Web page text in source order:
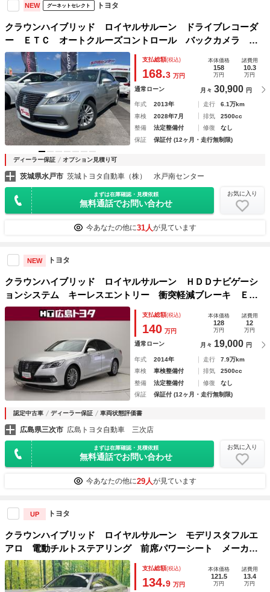
NEW グーネットセレクト トヨタ
クラウンハイブリッド ロイヤルサルーン ドライブレコーダ
ー ＥＴＣ オートクルーズコントロール バックカメラ ナ
ビ ＴＶ アルミホイール オートライト ＨＩＤ ＣＶＴ
スマートキー 電動格納ミラー 盗難防止システム パワーシ
ート ＣＤ
支払総額(税込)
168.3 万円
本体価格
158
万円
諸費用
10.3
万円
通常ローン 月々 30,900 円
年式 2013年 走行
6.1万km
車検
2028年7月 排気
2500cc
整備
法定整備付 修復
なし
保証
保証付 (12ヶ月・走行無制限)
ディーラー保証 オプション見積り可
茨城県水戸市 茨城トヨタ自動車（株） 水戸南センター
まずは在庫確認・見積依頼
無料通話でお問い合わせ
お気に入り
今あなたの他に31人が見ています
NEW トヨタ
クラウンハイブリッド ロイヤルサルーン ＨＤＤナビゲーシ
ョンシステム キーレスエントリー 衝突軽減ブレーキ ＥＳ
Ｃ 盗難防止装置 Ｂカメ ＰＷシート ＰＷ オートエアコ
ン ＤＶＤ再生機能 ＥＴＣ付き ナビＴＶ オートクルー
支払総額(税込)
140 万円
本体価格
128
万円
諸費用
12
万円
通常ローン 月々 19,000 円
年式 2014年 走行
7.9万km
車検
車検整備付 排気
2500cc
整備
法定整備付 修復
なし
保証
保証付 (12ヶ月・走行無制限)
認定中古車 ディーラー保証 車両状態評価書
広島県三次市 広島トヨタ自動車 三次店
まずは在庫確認・見積依頼
無料通話でお問い合わせ
お気に入り
今あなたの他に29人が見ています
UP トヨタ
クラウンハイブリッド ロイヤルサルーン モデリスタフルエ
アロ 電動チルトステアリング 前席パワーシート メーカー
８型ＨＤＤナビ トランクドアイージークローザー 禁煙車
１オーナー クルーズコントロール バックカメラ ＥＴＣ
支払総額(税込)
134.9 万円
本体価格
121.5
万円
諸費用
13.4
万円